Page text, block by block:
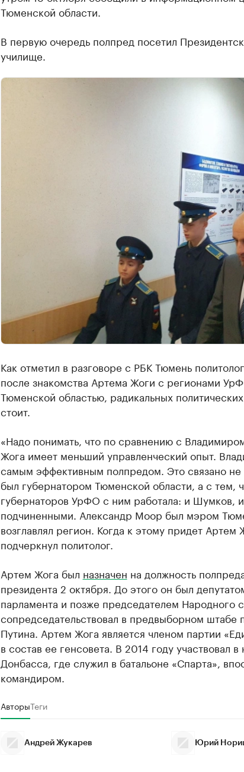
Тюменской области.
В первую очередь полпред посетил
училище.
Как отметил в разговоре с РБК Тюмень
после знакомства Артема Жоги с регионами
Тюменской областью, радикальных
стоит.
«Надо понимать, что по сравнению с
Жога имеет меньший управленческий опыт.
самым эффективным полпредом. Это связано не
был губернатором Тюменской области, а с тем,
губернаторов УрФО с ним работала: и Шумков,
подчиненными. Александр Моор был мэром
возглавлял регион. Когда к этому придет
подчеркнул политолог.
Артем Жога был назначен на должность
президента 2 октября. До этого он был
парламента и позже председателем Народного
сопредседательствовал в предвыборном штабе
Путина. Артем Жога является членом партии
в состав ее генсовета. В 2014 году участвовал
Донбасса, где служил в батальоне «Спарта»,
командиром.
АвторыТеги
Андрей Жукарев Юрий